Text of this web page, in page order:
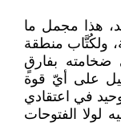
هذا مجمل ما
ولكُتَّاب منطقة
ضخامته بفارقٍ
على أيّ قوة
في اعتقادي
لولا الفتوحات